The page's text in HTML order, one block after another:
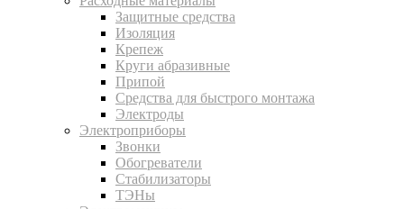
Защитные средства
Изоляция
Крепеж
Круги абразивные
Припой
Средства для быстрого монтажа
Электроды
Электроприборы
Звонки
Обогреватели
Стабилизаторы
ТЭНы